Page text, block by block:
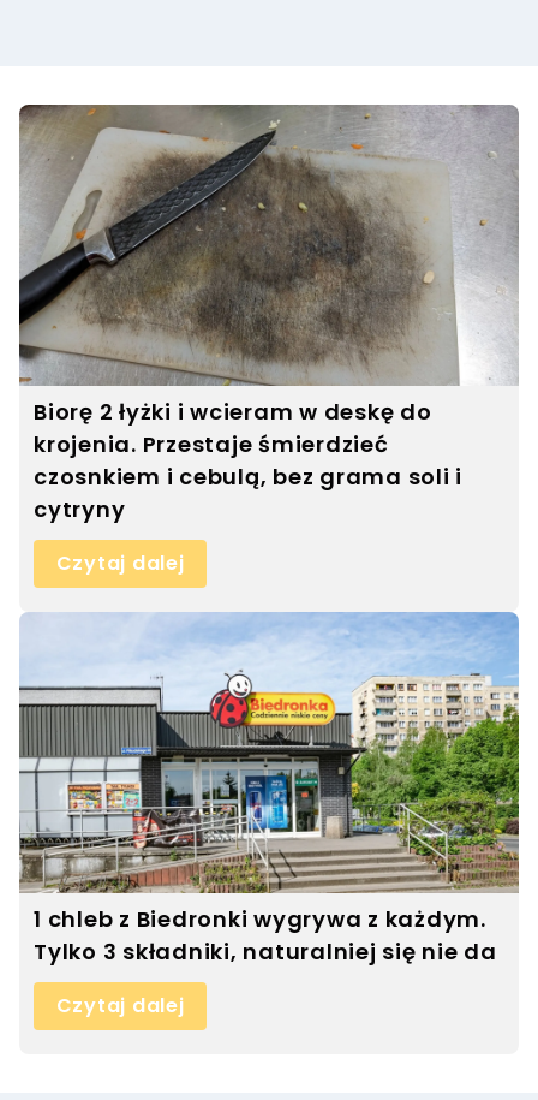
Biorę 2 łyżki i wcieram w deskę do
krojenia. Przestaje śmierdzieć
czosnkiem i cebulą, bez grama soli i
cytryny
Czytaj dalej
1 chleb z Biedronki wygrywa z każdym.
Tylko 3 składniki, naturalniej się nie da
Czytaj dalej